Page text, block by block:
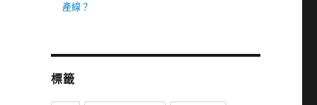
產線？
標籤